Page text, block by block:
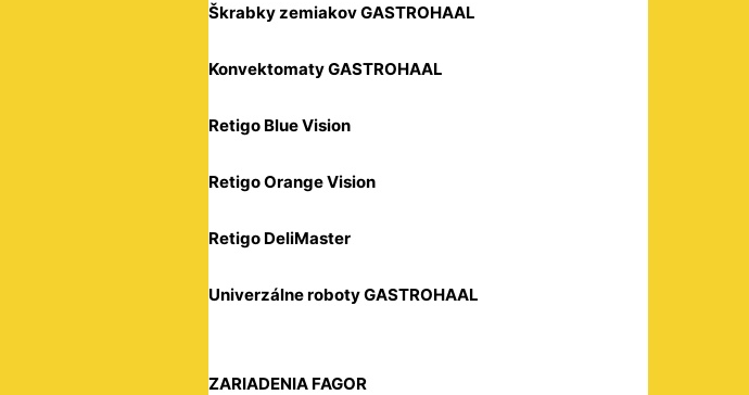
Škrabky zemiakov GASTROHAAL
Konvektomaty GASTROHAAL
Retigo Blue Vision
Retigo Orange Vision
Retigo DeliMaster
Univerzálne roboty GASTROHAAL
ZARIADENIA FAGOR